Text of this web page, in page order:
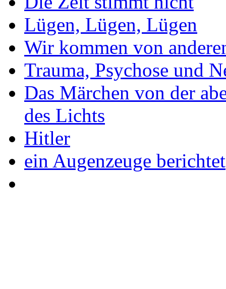
Lügen, Lügen, Lügen
Wir kommen von
Trauma, Psychose und
Das Märchen von der
des Lichts
Hitler
ein Augenzeuge berichtet